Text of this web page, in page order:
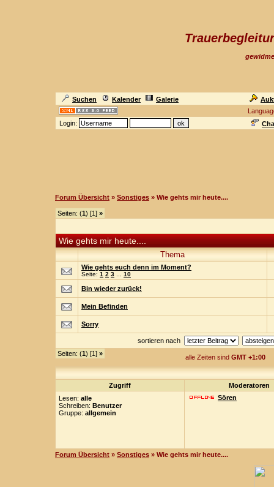
Suchen Kalender Galerie
Login:
Forum Übersicht » Sonstiges » Wie gehts mir heute....
Seiten: (1) [1] »
Wie gehts mir heute....
Thema
Wie gehts euch denn im Moment?
Seite: 1 2 3 10
Bin wieder zurück!
Mein Befinden
Sorry
sortieren nach
Seiten: (1) [1] » alle Zeiten sind GMT +1:00
Zugriff
Moderatoren
Lesen: alle
Schreiben: Benutzer
Gruppe: allgemein
Sören
Forum Übersicht » Sonstiges » Wie gehts mir heute....